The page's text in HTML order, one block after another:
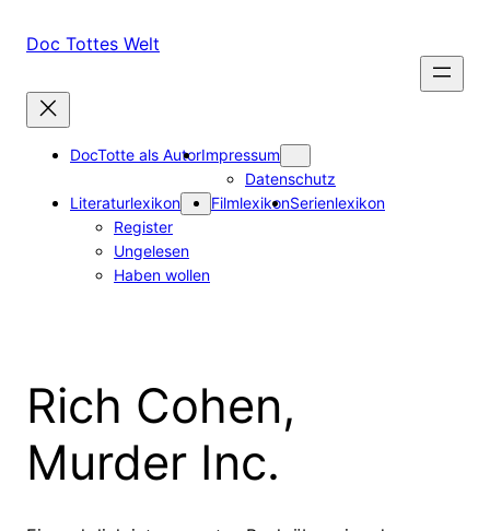
InhaltDoc Tottes Welt
DocTotte als AutorImpressum
Datenschutz
Literaturlexikon
Register
Ungelesen
Haben wollen
FilmlexikonSerienlexikon
Rich Cohen,
Murder Inc.